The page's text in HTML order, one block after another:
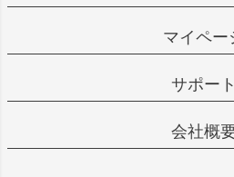
マイペー
サポート
会社概